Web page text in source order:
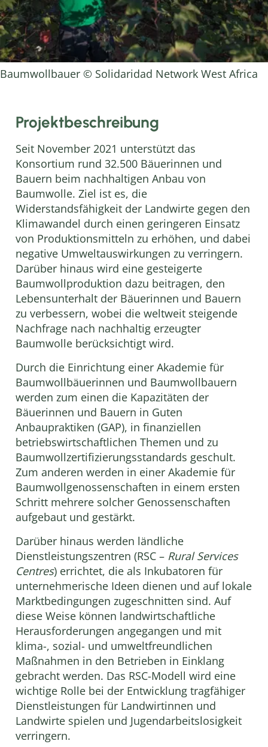
Baumwollbauer © Solidaridad Network West Africa
Projektbeschreibung
Seit November 2021 unterstützt das
Konsortium rund 32.500 Bäuerinnen und
Bauern beim nachhaltigen Anbau von
Baumwolle. Ziel ist es, die
Widerstandsfähigkeit der Landwirte gegen den
Klimawandel durch einen geringeren Einsatz
von Produktionsmitteln zu erhöhen, und dabei
negative Umweltauswirkungen zu verringern.
Darüber hinaus wird eine gesteigerte
Baumwollproduktion dazu beitragen, den
Lebensunterhalt der Bäuerinnen und Bauern
zu verbessern, wobei die weltweit steigende
Nachfrage nach nachhaltig erzeugter
Baumwolle berücksichtigt wird.
Durch die Einrichtung einer Akademie für
Baumwollbäuerinnen und Baumwollbauern
werden zum einen die Kapazitäten der
Bäuerinnen und Bauern in Guten
Anbaupraktiken (GAP), in finanziellen
betriebswirtschaftlichen Themen und zu
Baumwollzertifizierungsstandards geschult.
Zum anderen werden in einer Akademie für
Baumwollgenossenschaften in einem ersten
Schritt mehrere solcher Genossenschaften
aufgebaut und gestärkt.
Darüber hinaus werden ländliche
Dienstleistungszentren (RSC – Rural Services
Centres) errichtet, die als Inkubatoren für
unternehmerische Ideen dienen und auf lokale
Marktbedingungen zugeschnitten sind. Auf
diese Weise können landwirtschaftliche
Herausforderungen angegangen und mit
klima-, sozial- und umweltfreundlichen
Maßnahmen in den Betrieben in Einklang
gebracht werden. Das RSC-Modell wird eine
wichtige Rolle bei der Entwicklung tragfähiger
Dienstleistungen für Landwirtinnen und
Landwirte spielen und Jugendarbeitslosigkeit
verringern.